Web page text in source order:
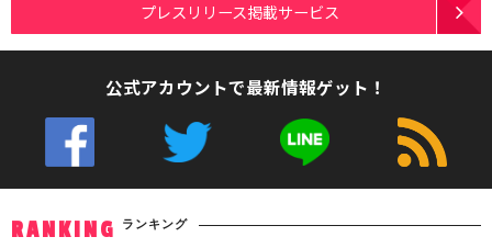
プレスリリース掲載サービス
公式アカウントで最新情報ゲット！
RANKING ランキング